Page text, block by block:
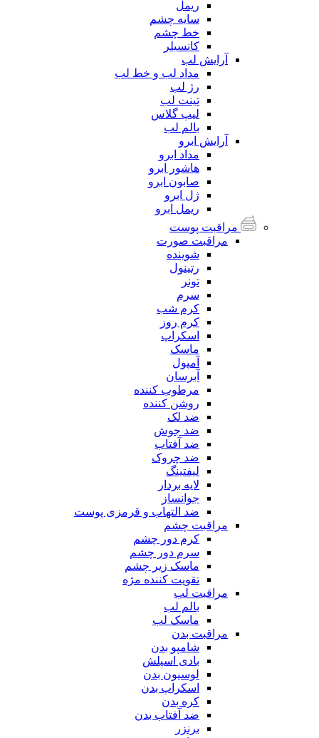
ریمل
سایه چشم
خط چشم
کانسیلر
آرایش لب
مداد لب و خط لب
رژ لب
تینت لب
لیپ گلاس
بالم لب
آرایش ابرو
مداد ابرو
هاشور ابرو
صابون ابرو
ژل ابرو
ریمل ابرو
مراقبت پوست
مراقبت صورت
شوینده
رتینول
تونر
سرم
کرم شب
کرم روز
اسکراپ
ماسک
آمپول
آبرسان
مرطوب کننده
روشن کننده
ضد لک
ضد جوش
ضد آفتاب
ضد چروک
لیفتینگ
لایه بردار
جوانساز
ضد التهاب و قرمزی پوست
مراقبت چشم
کرم دور چشم
سرم دور چشم
ماسک زیر چشم
تقویت کننده مژه
مراقبت لب
بالم لب
ماسک لب
مراقبت بدن
شامپو بدن
بادی اسپلش
لوسیون بدن
اسکراپ بدن
کره بدن
ضد آفتاب بدن
برنزر